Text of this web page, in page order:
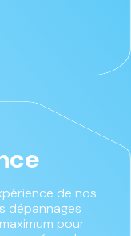
de nos
dépannages
pour